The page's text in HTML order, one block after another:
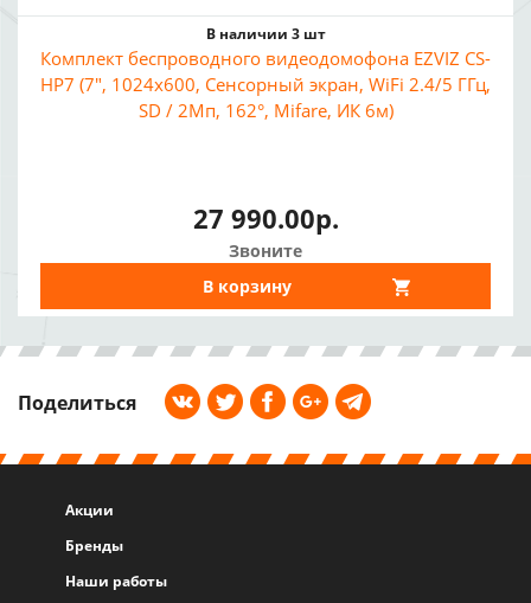
В наличии 3 шт
Комплект беспроводного видеодомофона EZVIZ CS-
HP7 (7", 1024x600, Сенсорный экран, WiFi 2.4/5 ГГц,
SD / 2Мп, 162°, Mifare, ИК 6м)
27 990.00р.
Звоните
В корзину
Поделиться
Акции
Бренды
Наши работы